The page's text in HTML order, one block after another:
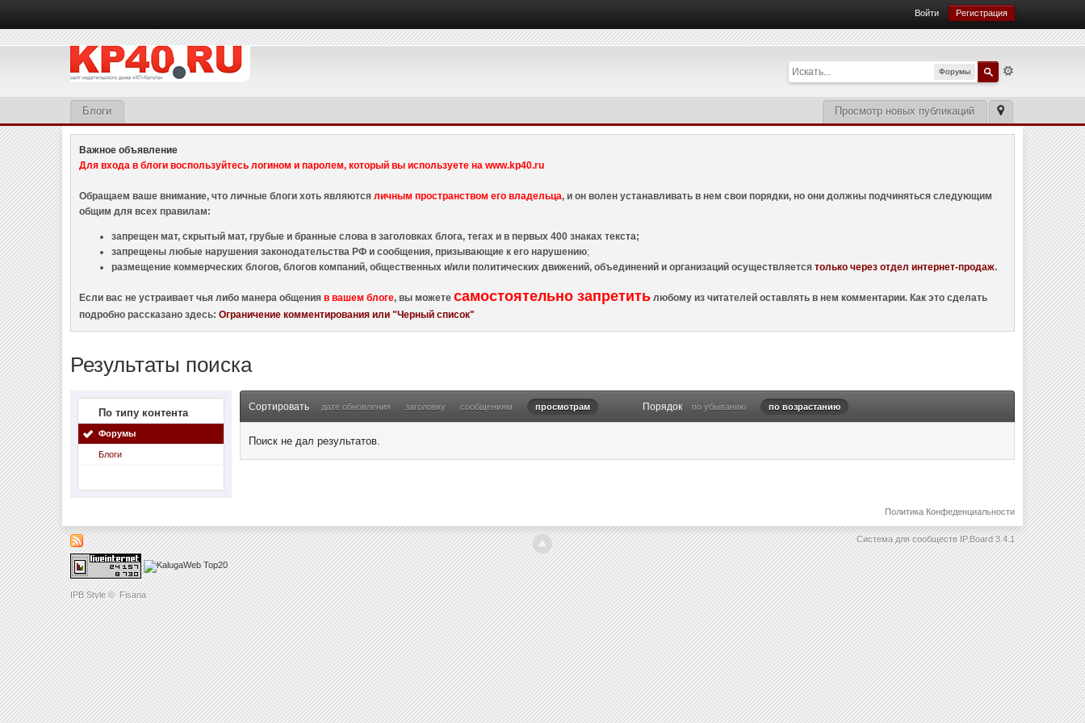
IPB Style © Fisana
Войти Регистрация
Форумы
Просмотр новых публикаций
Блоги
Важное объявление
Для входа в блоги воспользуйтесь логином и паролем, который вы используете на www.kp40.ru
Обращаем ваше внимание, что личные блоги хоть являютсяличным пространством его владельца, и он волен устанавливать в нем свои порядки, но они должны подчиняться следующим
общим для всех правилам:
запрещен мат, скрытый мат, грубые и бранные слова в заголовках блога, тегах и в первых 400 знаках текста;
запрещены любые нарушения законодательства РФ и сообщения, призывающие к его нарушению;
размещение коммерческих блогов, блогов компаний, общественных и/или политических движений, объединений и организаций осуществляетсятолько через отдел интернет-продаж.
Если вас не устраивает чья либо манера общенияв вашем блоге, вы можетесамостоятельно запретить любому из читателей оставлять в нем комментарии. Как это сделать
подробно рассказано здесь:Ограничение комментирования или "Черный список"
Результаты поиска
По типу контента
Форумы
Блоги
Сортировать дате обновления заголовку сообщениям просмотрам Порядок по убыванию по возрастанию
Поиск не дал результатов.
Политика Конфеденциальности
Система для сообществ IP.Board 3.4.1